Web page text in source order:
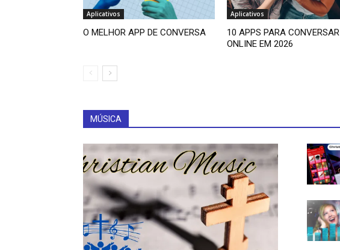
Aplicativos
O MELHOR APP DE CONVERSA
Aplicativos
10 APPS PARA CONVERSAR
ONLINE EM 2026
MÚSICA